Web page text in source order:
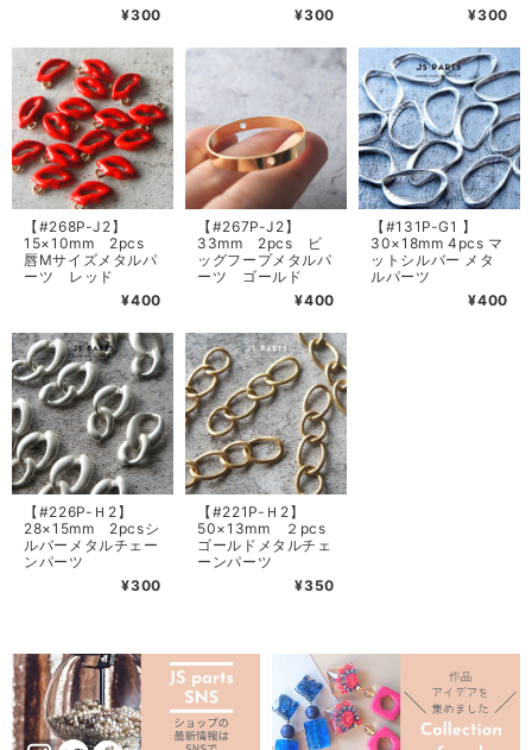
¥300
¥300
¥300
【#268P-J2】
15×10mm 2pcs
唇Mサイズメタルパ
ーツ レッド
¥400
【#267P-J2】
33mm 2pcs ビ
ッグフープメタルパ
ーツ ゴールド
¥400
【#131P-G1 】
30×18mm 4pcs マ
ットシルバー メタ
ルパーツ
¥400
【#226P-Ｈ2】
28×15mm 2pcsシ
ルバーメタルチェー
ンパーツ
¥300
【#221P-Ｈ2】
50×13mm ２pcs
ゴールドメタルチェ
ーンパーツ
¥350